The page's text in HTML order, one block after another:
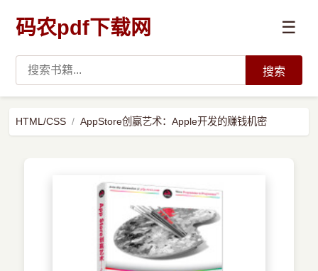
码农pdf下载网 ☰
搜索
HTML/CSS AppStore创赢艺术：Apple开发的赚钱机密